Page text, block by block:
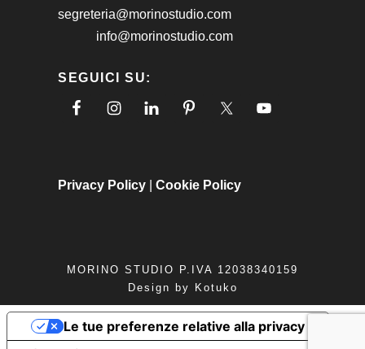
segreteria@morinostudio.com
info@morinostudio.com
SEGUICI SU:
Privacy Policy Cookie Policy
MORINO STUDIO P.IVA 12038340159
Design by
Kotuko
Le tue preferenze relative alla privacy